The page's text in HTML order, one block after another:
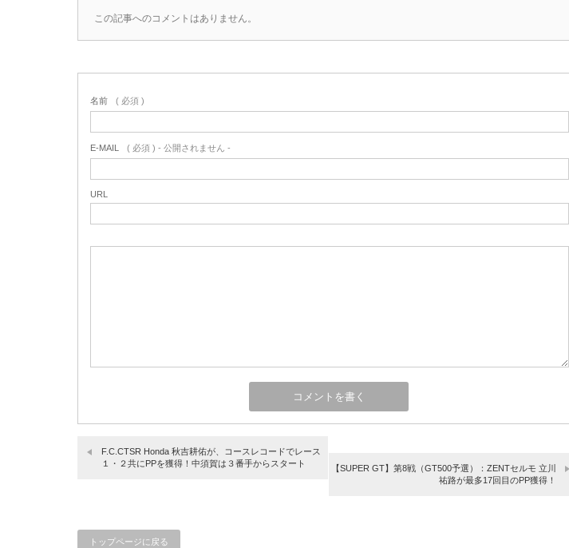
この記事へのコメントはありません。
名前 ( 必須 )
E-MAIL ( 必須 ) - 公開されません -
URL
F.C.CTSR Honda 秋吉耕佑が、コースレコードでレース
１・２共にPPを獲得！中須賀は３番手からスタート
【SUPER GT】第8戦（GT500予選）：ZENTセルモ 立川
祐路が最多17回目のPP獲得！
トップページに戻る